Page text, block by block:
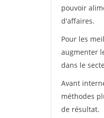
pouvoir
d'affaires.
Pour les
augmenter
dans le
Avant
méthodes
de résultat.